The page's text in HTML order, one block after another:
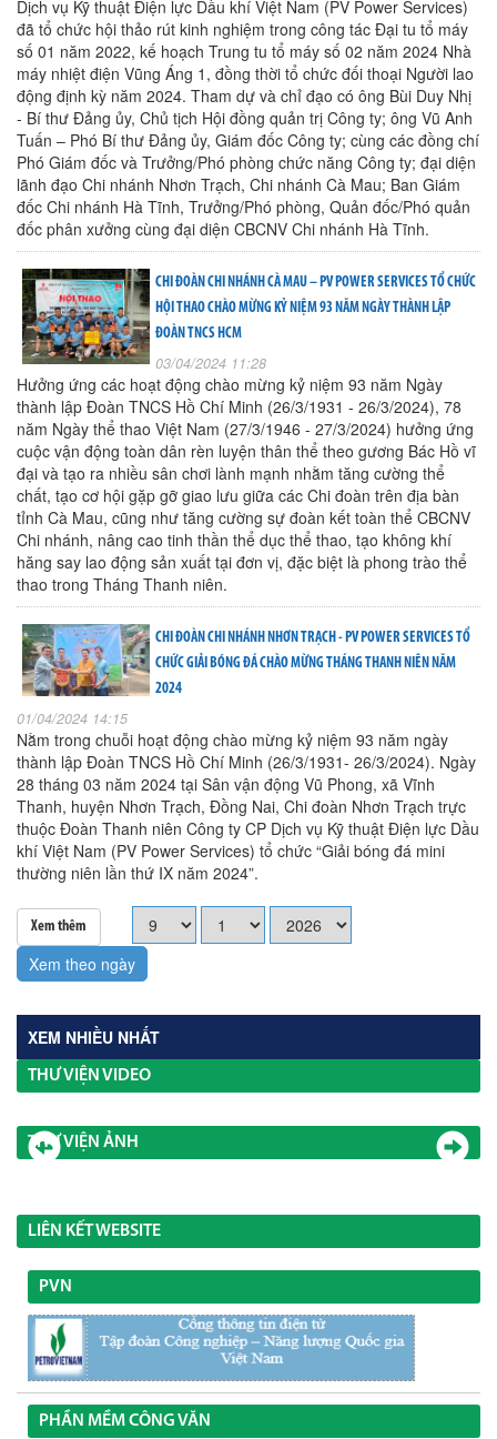
Dịch vụ Kỹ thuật Điện lực Dầu khí Việt Nam (PV Power Services)
đã tổ chức hội thảo rút kinh nghiệm trong công tác Đại tu tổ máy
số 01 năm 2022, kế hoạch Trung tu tổ máy số 02 năm 2024 Nhà
máy nhiệt điện Vũng Áng 1, đồng thời tổ chức đối thoại Người lao
động định kỳ năm 2024. Tham dự và chỉ đạo có ông Bùi Duy Nhị
- Bí thư Đảng ủy, Chủ tịch Hội đồng quản trị Công ty; ông Vũ Anh
Tuấn – Phó Bí thư Đảng ủy, Giám đốc Công ty; cùng các đồng chí
Phó Giám đốc và Trưởng/Phó phòng chức năng Công ty; đại diện
lãnh đạo Chi nhánh Nhơn Trạch, Chi nhánh Cà Mau; Ban Giám
đốc Chi nhánh Hà Tĩnh, Trưởng/Phó phòng, Quản đốc/Phó quản
đốc phân xưởng cùng đại diện CBCNV Chi nhánh Hà Tĩnh.
CHI ĐOÀN CHI NHÁNH CÀ MAU – PV POWER SERVICES TỔ CHỨC
HỘI THAO CHÀO MỪNG KỶ NIỆM 93 NĂM NGÀY THÀNH LẬP
ĐOÀN TNCS HCM
03/04/2024 11:28
Hưởng ứng các hoạt động chào mừng kỷ niệm 93 năm Ngày
thành lập Đoàn TNCS Hồ Chí Minh (26/3/1931 - 26/3/2024), 78
năm Ngày thể thao Việt Nam (27/3/1946 - 27/3/2024) hưởng ứng
cuộc vận động toàn dân rèn luyện thân thể theo gương Bác Hồ vĩ
đại và tạo ra nhiều sân chơi lành mạnh nhằm tăng cường thể
chất, tạo cơ hội gặp gỡ giao lưu giữa các Chi đoàn trên địa bàn
tỉnh Cà Mau, cũng như tăng cường sự đoàn kết toàn thể CBCNV
Chi nhánh, nâng cao tinh thần thể dục thể thao, tạo không khí
hăng say lao động sản xuất tại đơn vị, đặc biệt là phong trào thể
thao trong Tháng Thanh niên.
CHI ĐOÀN CHI NHÁNH NHƠN TRẠCH - PV POWER SERVICES TỔ
CHỨC GIẢI BÓNG ĐÁ CHÀO MỪNG THÁNG THANH NIÊN NĂM
2024
01/04/2024 14:15
Nằm trong chuỗi hoạt động chào mừng kỷ niệm 93 năm ngày
thành lập Đoàn TNCS Hồ Chí Minh (26/3/1931- 26/3/2024). Ngày
28 tháng 03 năm 2024 tại Sân vận động Vũ Phong, xã Vĩnh
Thanh, huyện Nhơn Trạch, Đồng Nai, Chi đoàn Nhơn Trạch trực
thuộc Đoàn Thanh niên Công ty CP Dịch vụ Kỹ thuật Điện lực Dầu
khí Việt Nam (PV Power Services) tổ chức “Giải bóng đá mini
thường niên lần thứ IX năm 2024”.
Xem thêm
Xem theo ngày
XEM NHIỀU NHẤT
THƯ VIỆN VIDEO
THƯ VIỆN ẢNH
LIÊN KẾT WEBSITE
PVN
PHẦN MỀM CÔNG VĂN